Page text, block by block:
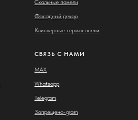
Скальные панели
Фасадный декор
Клинкерные термопанели
СВЯЗЬ С НАМИ
MAX
Whatsapp
Telegram
Запрещено-gram